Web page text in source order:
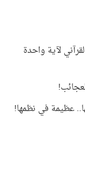
لآية واحدة
عظيمة في نظمها!